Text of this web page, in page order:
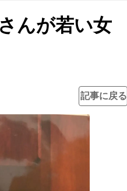
んが若い女
記事に戻る